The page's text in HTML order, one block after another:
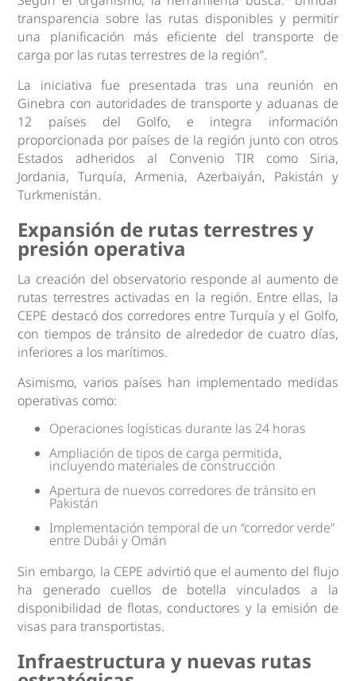
transparencia sobre las rutas disponibles y permitir
una planificación más eficiente del transporte de
carga por las rutas terrestres de la región”.
La iniciativa fue presentada tras una reunión en
Ginebra con autoridades de transporte y aduanas de
12 países del Golfo, e integra información
proporcionada por países de la región junto con otros
Estados adheridos al Convenio TIR como Siria,
Jordania, Turquía, Armenia, Azerbaiyán, Pakistán y
Turkmenistán.
Expansión de rutas terrestres y
presión operativa
La creación del observatorio responde al aumento de
rutas terrestres activadas en la región. Entre ellas, la
CEPE destacó dos corredores entre Turquía y el Golfo,
con tiempos de tránsito de alrededor de cuatro días,
inferiores a los marítimos.
Asimismo, varios países han implementado medidas
operativas como:
Operaciones logísticas durante las 24 horas
Ampliación de tipos de carga permitida,
incluyendo materiales de construcción
Apertura de nuevos corredores de tránsito en
Pakistán
Implementación temporal de un “corredor verde”
entre Dubái y Omán
Sin embargo, la CEPE advirtió que el aumento del flujo
ha generado cuellos de botella vinculados a la
disponibilidad de flotas, conductores y la emisión de
visas para transportistas.
Infraestructura y nuevas rutas